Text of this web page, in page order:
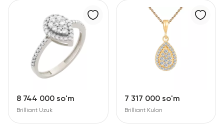
8 744 000 so'm
Brilliant Uzuk
7 317 000 so'm
Brilliant Kulon